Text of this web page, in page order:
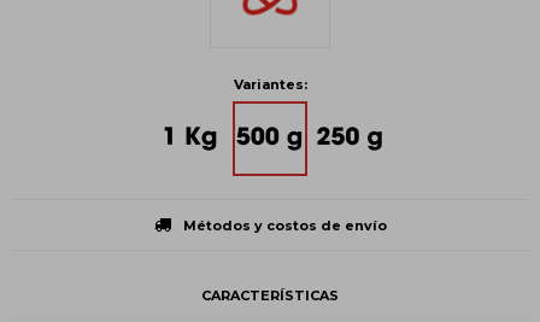
Variantes:
Métodos y costos de envío
CARACTERÍSTICAS